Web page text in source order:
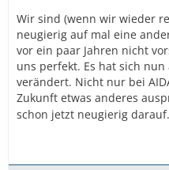
Wir sind (wenn wir wieder
neugierig auf mal eine
vor ein paar Jahren nicht
uns perfekt. Es hat sich
verändert. Nicht nur bei
Zukunft etwas anderes
schon jetzt neugierig darauf.